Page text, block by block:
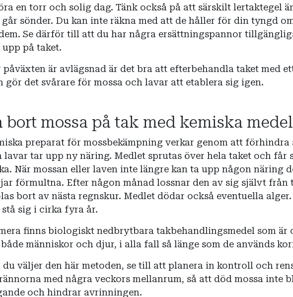
en torr och solig dag. Tänk också på att särskilt lertaktegel
sönder. Du kan inte räkna med att de håller för din tyngd
Se därför till att du har några ersättningspannor
upp på taket.
påväxten är avlägsnad är det bra att efterbehandla taket med
gör det svårare för mossa och lavar att etablera sig igen.
bort mossa på tak med kemiska medel
preparat för mossbekämpning verkar genom att förhindra
lavar tar upp ny näring. Medlet sprutas över hela taket och får
När mossan eller laven inte längre kan ta upp någon näring
förmultna. Efter någon månad lossnar den av sig självt från
bort av nästa regnskur. Medlet dödar också eventuella
stå sig i cirka fyra år.
finns biologiskt nedbrytbara takbehandlingsmedel som är
människor och djur, i alla fall så länge som de används
du väljer den här metoden, se till att planera in kontroll och
med några veckors mellanrum, så att död mossa inte
och hindrar avrinningen.